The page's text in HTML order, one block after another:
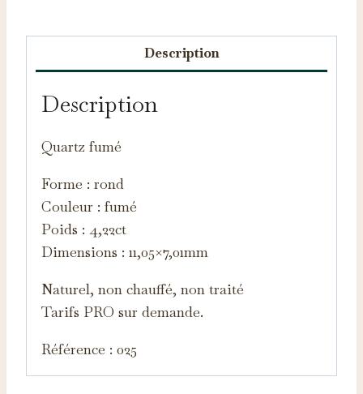
Description
Description
Quartz fumé
Forme : rond
Couleur : fumé
Poids : 4,22ct
Dimensions : 11,05×7,01mm
Naturel, non chauffé, non traité
Tarifs PRO sur demande.
Référence : 025